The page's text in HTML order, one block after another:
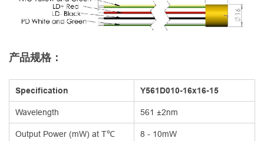
产品规格：
Specification
Y561D010-16x16-15
Wavelength
561 ±2nm
Output Power (mW) at T℃
8 - 10mW